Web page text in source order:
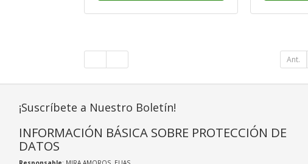
Ant.
¡Suscríbete a Nuestro Boletín!
INFORMACIÓN BÁSICA SOBRE PROTECCIÓN DE
DATOS